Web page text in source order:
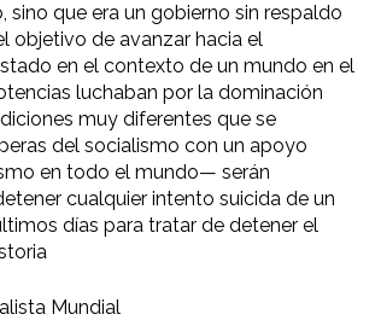
sino que era un gobierno sin respaldo
objetivo de avanzar hacia el
en el contexto de un mundo en el
luchaban por la dominación
muy diferentes que se
del socialismo con un apoyo
en todo el mundo— serán
cualquier intento suicida de un
días para tratar de detener el
Mundial